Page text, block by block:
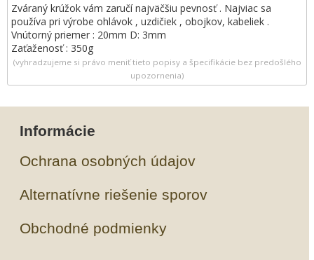
Zváraný krúžok vám zaručí najväčšiu pevnosť . Najviac sa
používa pri výrobe ohlávok , uzdičiek , obojkov, kabeliek .
Vnútorný priemer : 20mm D: 3mm
Zaťaženosť : 350g
(vyhradzujeme si právo meniť tieto popisy a špecifikácie bez predošlého
upozornenia)
Informácie
Ochrana osobných údajov
Alternatívne riešenie sporov
Obchodné podmienky